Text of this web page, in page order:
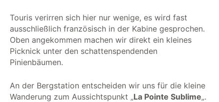
Touris verirren sich hier nur wenige, es wird fast
ausschließlich französisch in der Kabine gesprochen.
Oben angekommen machen wir direkt ein kleines
Picknick unter den schattenspendenden
Pinienbäumen.
An der Bergstation entscheiden wir uns für die kleine
Wanderung zum Aussichtspunkt „La Pointe Sublime„.